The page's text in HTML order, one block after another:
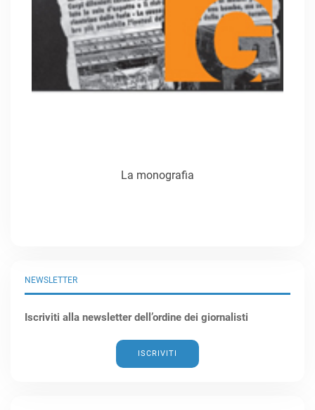
NEWSLETTER
Iscriviti alla newsletter dell’ordine dei giornalisti
ISCRIVITI
La monografia